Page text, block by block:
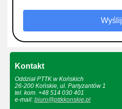
Wyślij
Kontakt
Oddział PTTK w Końskich
26-200 Końskie, ul. Partyzantów 1
tel. kom. +48 514 030 401
e-mail: biuro@pttkkonskie.pl